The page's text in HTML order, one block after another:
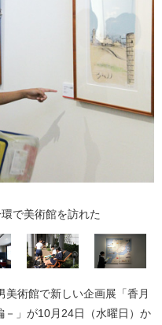
で美術館を訪れた
術館で新しい企画展「香月
」が10月24日（水曜日）か